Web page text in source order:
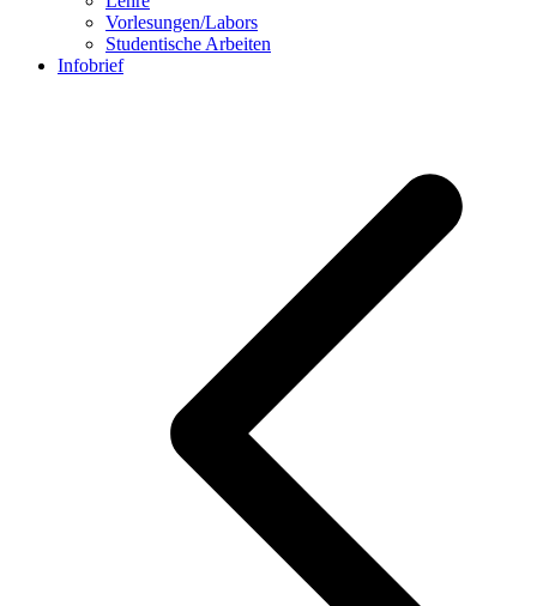
Vorlesungen/Labors
Studentische Arbeiten
Infobrief